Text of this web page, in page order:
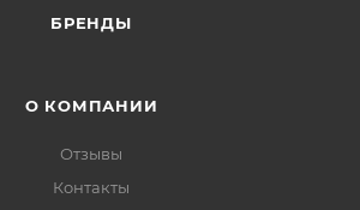
БРЕНДЫ
О КОМПАНИИ
Отзывы
Контакты